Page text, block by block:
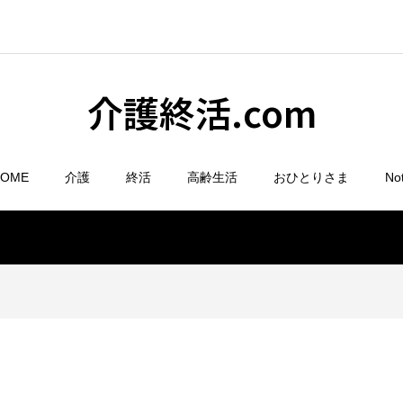
介護終活.com
介護 終活 高齢生活 おひとりさま